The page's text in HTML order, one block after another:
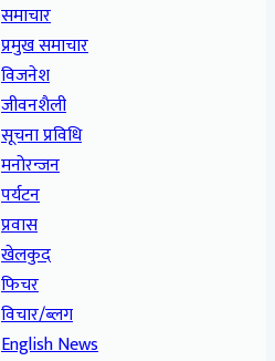
समाचार
प्रमुख समाचार
विजनेश
जीवनशैली
सूचना प्रविधि
मनोरन्जन
पर्यटन
प्रवास
खेलकुद
फिचर
विचार/ब्लग
English News